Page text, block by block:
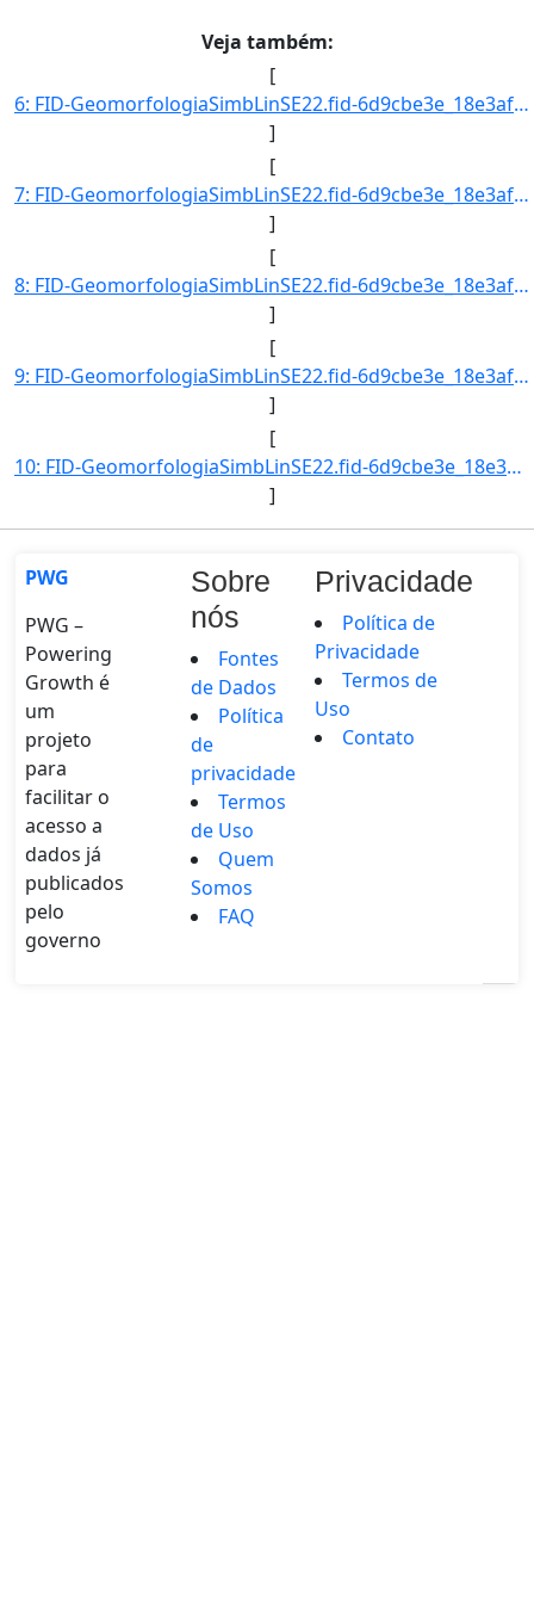
Veja também:
[
6: FID-GeomorfologiaSimbLinSE22.fid-6d9cbe3e_18e3af5da6c_-21c3-Folha-SE22-Codigo_Grupo_Genese-4-Nome_Gr]
]
[
7: FID-GeomorfologiaSimbLinSE22.fid-6d9cbe3e_18e3af5da6c_-21c2-Folha-SE22-Codigo_Grupo_Genese-4-Nome_Gr]
]
[
8: FID-GeomorfologiaSimbLinSE22.fid-6d9cbe3e_18e3af5da6c_-21c1-Folha-SE22-Codigo_Grupo_Genese-9-Nome_Gr]
]
[
9: FID-GeomorfologiaSimbLinSE22.fid-6d9cbe3e_18e3af5da6c_-21c0-Folha-SE22-Codigo_Grupo_Genese-9-Nome_Gr]
]
[
10: FID-GeomorfologiaSimbLinSE22.fid-6d9cbe3e_18e3af5da6c_-21bf-Folha-SE22-Codigo_Grupo_Genese-9-Nome_Gr]
]
PWG
PWG –
Powering
Growth é
um
projeto
para
facilitar o
acesso a
dados já
publicados
pelo
governo
Sobre
nós
Fontes
de Dados
Política
de
privacidade
Termos
de Uso
Quem
Somos
FAQ
Privacidade
Política de
Privacidade
Termos de
Uso
Contato